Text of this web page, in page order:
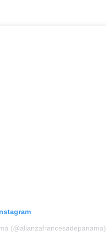
(@alianzafrancesadepanama)